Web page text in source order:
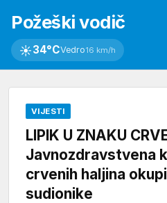
Požeški vodič
☀34°CVedro16 km/h
VIJESTI
LIPIK U ZNAKU
Javnozdravstvena
crvenih haljina
sudionike